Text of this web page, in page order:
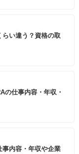
い違う？資格の取
の仕事内容・年収・
事内容・年収や企業